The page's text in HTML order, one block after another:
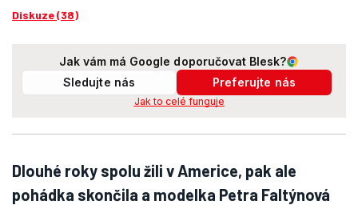
Diskuze (38)
Jak vám má Google doporučovat Blesk?
Sledujte nás
Preferujte nás
Jak to celé funguje
Dlouhé roky spolu žili v Americe, pak ale
pohádka skončila a modelka Petra Faltýnová